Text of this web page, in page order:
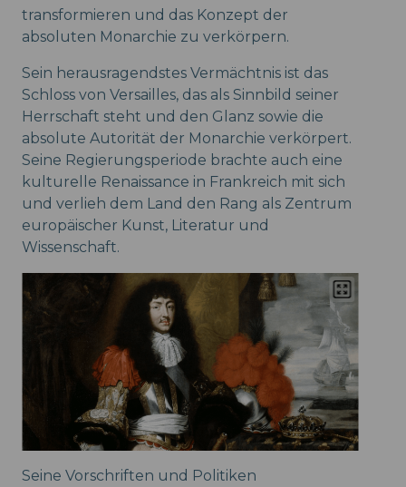
transformieren und das Konzept der
absoluten Monarchie zu verkörpern.
Sein herausragendstes Vermächtnis ist das
Schloss von Versailles, das als Sinnbild seiner
Herrschaft steht und den Glanz sowie die
absolute Autorität der Monarchie verkörpert.
Seine Regierungsperiode brachte auch eine
kulturelle Renaissance in Frankreich mit sich
und verlieh dem Land den Rang als Zentrum
europäischer Kunst, Literatur und
Wissenschaft.
Seine Vorschriften und Politiken